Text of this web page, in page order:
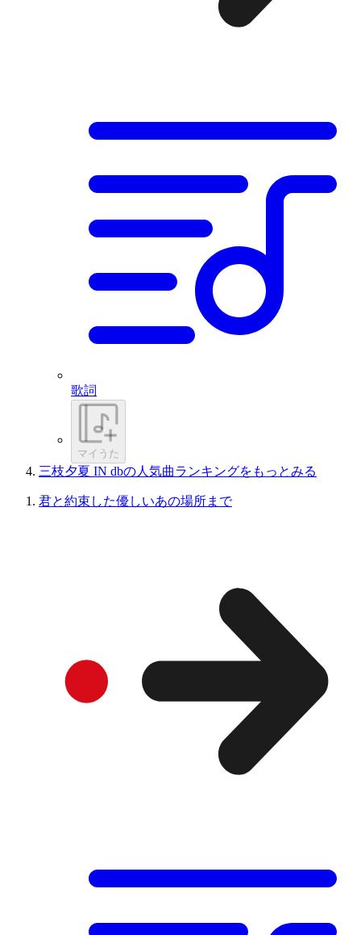
歌詞
マイうた
三枝夕夏 IN dbの人気曲ランキングをもっとみる
君と約束した優しいあの場所まで